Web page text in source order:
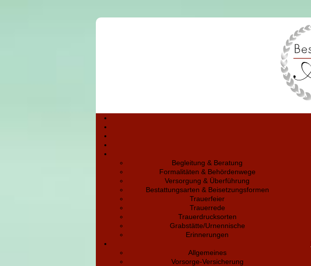
Begleitung & Beratung
Formalitäten & Behördenwege
Versorgung & Überführung
Bestattungsarten & Beisetzungsformen
Trauerfeier
Trauerrede
Trauerdrucksorten
Grabstätte/Urnennische
Erinnerungen
Allgemeines
Vorsorge-Versicherung